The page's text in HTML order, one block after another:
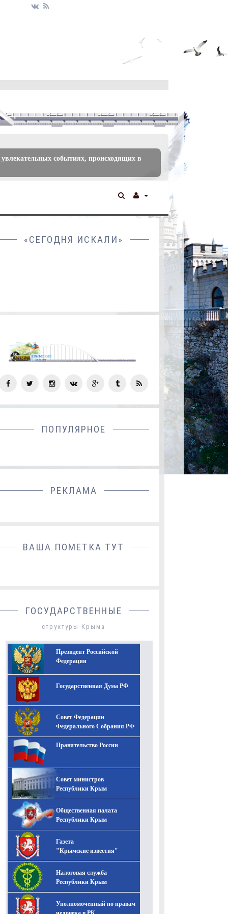
событиях, происходящих в
«СЕГОДНЯ ИСКАЛИ»
СОЦ
СЕТИ
ПОПУЛЯРНОЕ
РЕКЛАМА
ВАША ПОМЕТКА ТУТ
ГОСУДАРСТВЕННЫЕ
структуры Крыма
Президент Российской
Федерации
Государственная Дума РФ
Совет Федерации
Федерального Собрания РФ
Правительство России
Совет министров
Республики Крым
Общественная палата
Республики Крым
Газета
"Крымские известия"
Налоговая служба
Республики Крым
Уполномоченный по правам